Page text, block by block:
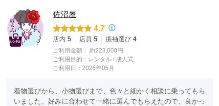
佐沼屋
4.7
店内 5 店員 5 振袖選び 4
ご利用金額： 約223,000円
ご利用目的： レンタル / 成人式
ご利用日：2026年05月
着物選びから、小物選びまで、色々と細かく相談に乗ってもら
いました。好みに合わせて一緒に選んでもらえたので、良かっ